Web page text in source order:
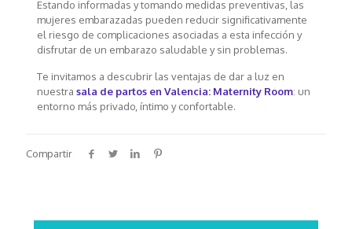
Estando informadas y tomando medidas preventivas, las
mujeres embarazadas pueden reducir significativamente
el riesgo de complicaciones asociadas a esta infección y
disfrutar de un embarazo saludable y sin problemas.
Te invitamos a descubrir las ventajas de dar a luz en
nuestra sala de partos en Valencia: Maternity Room: un
entorno más privado, íntimo y confortable.
Compartir